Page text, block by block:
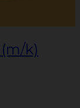
k)